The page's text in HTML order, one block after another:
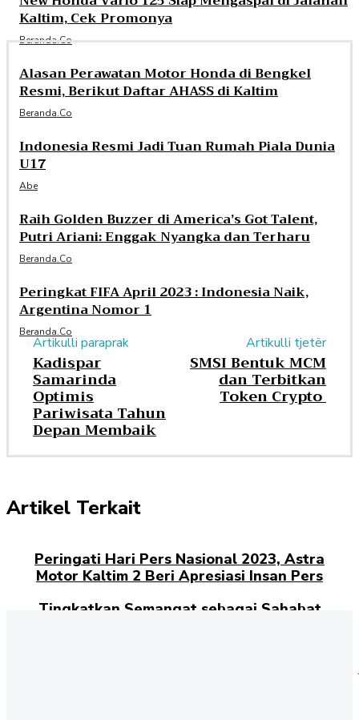
Kaltim, Cek Promonya
Beranda.co
Alasan Perawatan Motor Honda di Bengkel
Resmi, Berikut Daftar AHASS di Kaltim
Beranda.co
Indonesia Resmi Jadi Tuan Rumah Piala Dunia
U17
Abe
Raih Golden Buzzer di America’s Got Talent,
Putri Ariani: Enggak Nyangka dan Terharu
Beranda.co
Peringkat FIFA April 2023 : Indonesia Naik,
Argentina Nomor 1
Beranda.co
Artikulli paraprak
Kadispar
Samarinda
Optimis
Pariwisata Tahun
Depan Membaik
Artikulli tjetër
SMSI Bentuk MCM
dan Terbitkan
Token Crypto
Artikel Terkait
Peringati Hari Pers Nasional 2023, Astra
Motor Kaltim 2 Beri Apresiasi Insan Pers
Tingkatkan Semangat sebagai Sahabat